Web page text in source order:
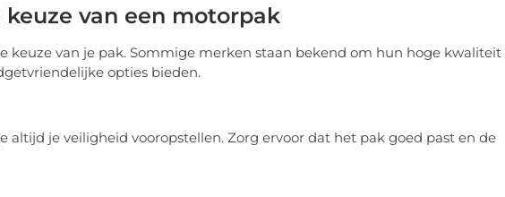
van een motorpak
keuze van je pak. Sommige merken staan bekend om hun hoge kwaliteit
opties bieden.
altijd je veiligheid vooropstellen. Zorg ervoor dat het pak goed past en de